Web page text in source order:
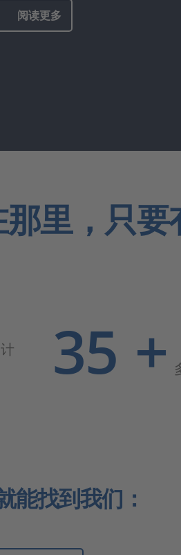
阅读更多
里，只要
35 +
能找到我们：